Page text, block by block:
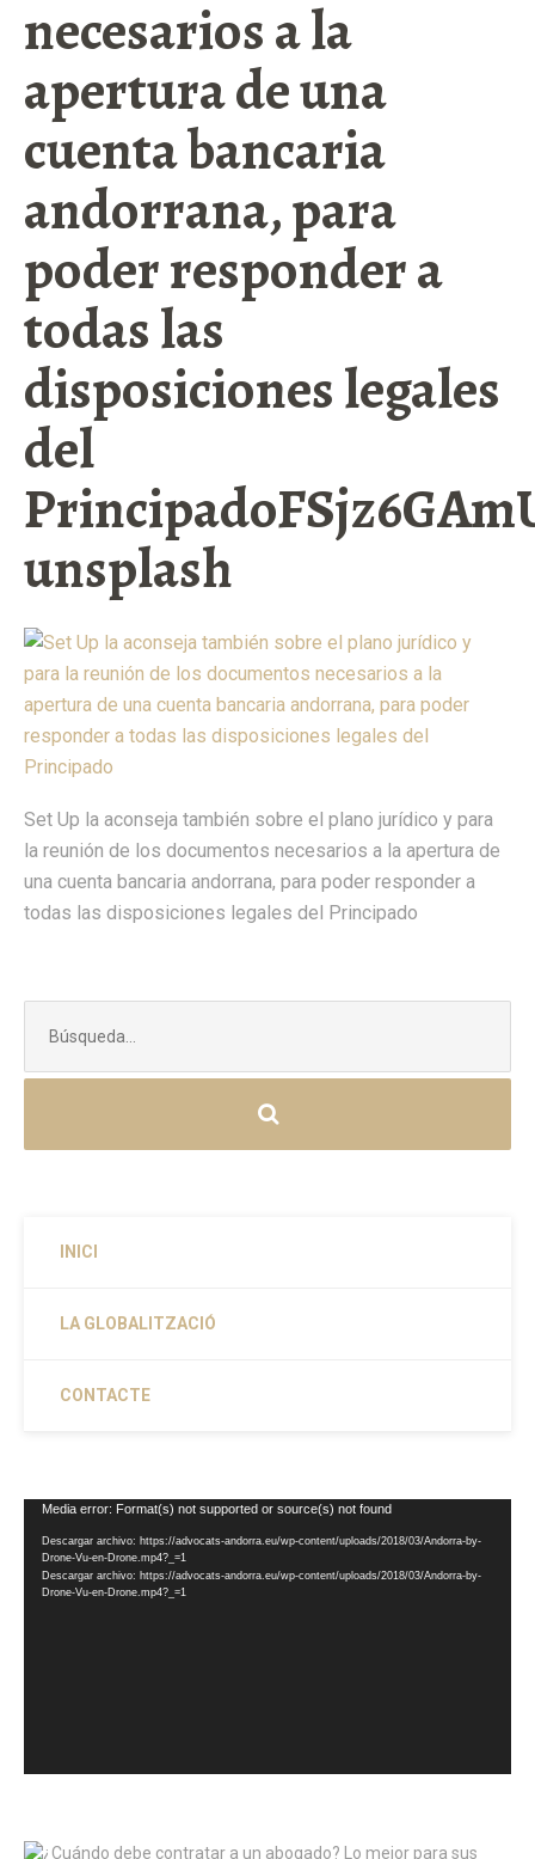
necesarios a la
apertura de una
cuenta bancaria
andorrana, para
poder responder a
todas las
disposiciones legales
del
unsplash
Set Up la aconseja también sobre el plano jurídico y para
la reunión de los documentos necesarios a la apertura de
una cuenta bancaria andorrana, para poder responder a
todas las disposiciones legales del Principado
INICI
LA GLOBALITZACIÓ
CONTACTE
Reproductor
vídeo
Media error: Format(s) not supported or source(s) not found
Descargar archivo: https://advocats-andorra.eu/wp-content/uploads/2018/03/Andorra-by-
Drone-Vu-en-Drone.mp4?_=1
Descargar archivo: https://advocats-andorra.eu/wp-content/uploads/2018/03/Andorra-by-
Drone-Vu-en-Drone.mp4?_=1